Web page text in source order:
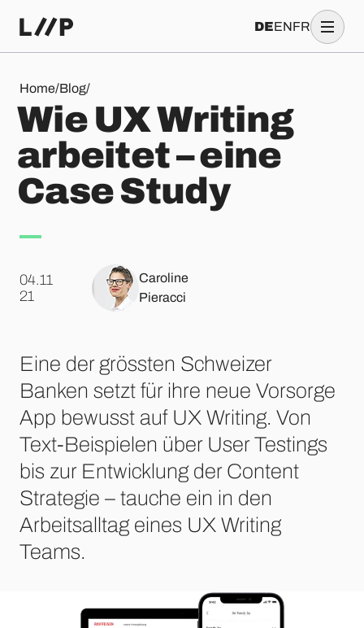
DEENFR
Home/Blog/
Wie UX Writing arbeitet – eine Case Study
Wie UX Writing
arbeitet – eine
Case Study
04.11
.21
Caroline
Pieracci
Eine der grössten Schweizer
Banken setzt für ihre neue Vorsorge
App bewusst auf UX Writing. Von
Text-Beispielen über User Testings
bis zur Entwicklung der Content
Strategie – tauche ein in den
Arbeitsalltag eines UX Writing
Teams.